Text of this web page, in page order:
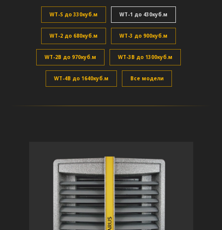
WT-S до 330куб.м WT-1 до 430куб.м
WT-2 до 680куб.м WT-3 до 900куб.м
WT-2B до 970куб.м WT-3B до 1300куб.м
WT-4B до 1640куб.м Все модели